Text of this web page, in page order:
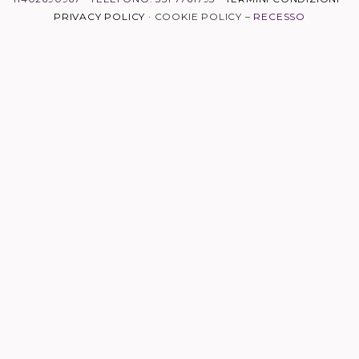
r
i
y
e
p
PRIVACY POLICY · COOKIE POLICY – RECESSO